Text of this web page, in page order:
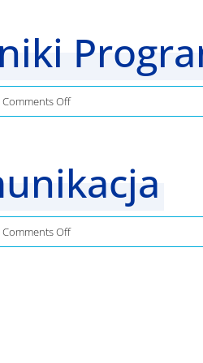
informacyjne
Comments Offon
Wskaźniki
Comments Offon
6.